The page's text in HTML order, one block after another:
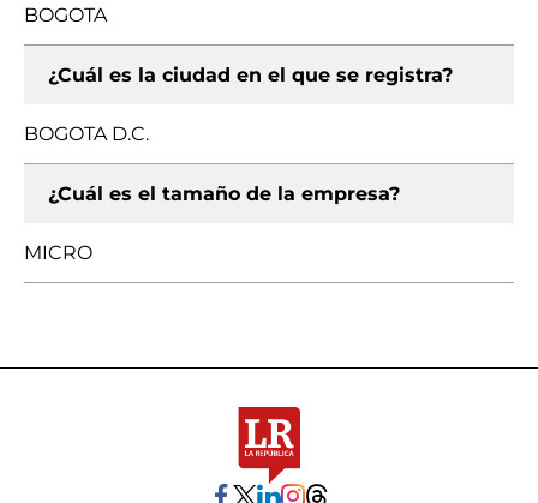
BOGOTA
¿Cuál es la ciudad en el que se registra?
BOGOTA D.C.
¿Cuál es el tamaño de la empresa?
MICRO